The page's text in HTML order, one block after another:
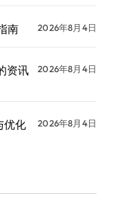
南 2026年8月4日
资讯
2026年8月4日
优化 2026年8月4日